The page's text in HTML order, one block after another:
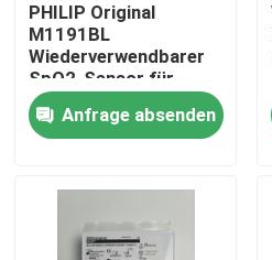
Zu Hause
Produkte
Über uns
PHILIP Original
M1191BL
Wiederverwendbarer
SpO2-Sensor für
Erwachsene (3m)
REF:989803144381
Anfrage absenden